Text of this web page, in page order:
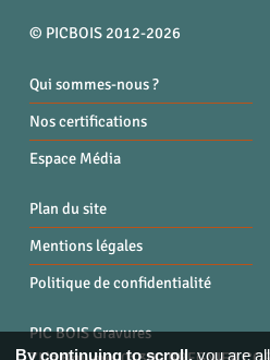
© PICBOIS 2012-2026
Qui sommes-nous ?
Nos certifications
Espace Média
Plan du site
Mentions légales
Politique de confidentialité
PIC BOIS Gravures
By continuing to scroll,you are